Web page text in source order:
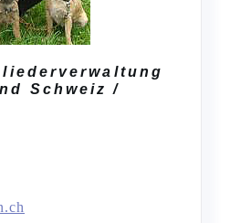
Schweiz /